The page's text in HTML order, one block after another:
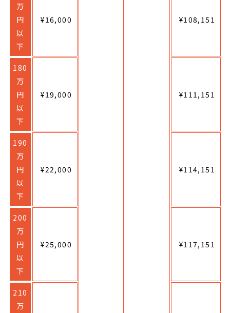
万
円
以
下
¥16,000 ¥108,151
180
万
円
以
下
¥19,000 ¥111,151
190
万
円
以
下
¥22,000 ¥114,151
200
万
円
以
下
¥25,000 ¥117,151
210
万